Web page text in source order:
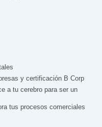
y certificación B Corp
a tu cerebro para ser un
tus procesos comerciales